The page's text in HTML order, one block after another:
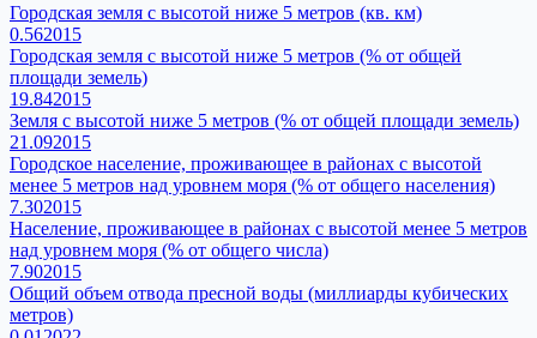
Городская земля с высотой ниже 5 метров (кв. км)
0.562015
Городская земля с высотой ниже 5 метров (% от общей
площади земель)
19.842015
Земля с высотой ниже 5 метров (% от общей площади земель)
21.092015
Городское население, проживающее в районах с высотой
менее 5 метров над уровнем моря (% от общего населения)
7.302015
Население, проживающее в районах с высотой менее 5 метров
над уровнем моря (% от общего числа)
7.902015
Общий объем отвода пресной воды (миллиарды кубических
метров)